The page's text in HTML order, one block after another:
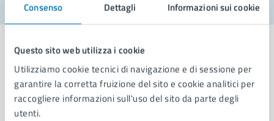
Consenso Dettagli Informazioni sui cookie
Questo sito web utilizza i cookie
Utilizziamo cookie tecnici di navigazione e di sessione per
garantire la corretta fruizione del sito e cookie analitici per
raccogliere informazioni sull'uso del sito da parte degli
utenti.
Comune di Napoli